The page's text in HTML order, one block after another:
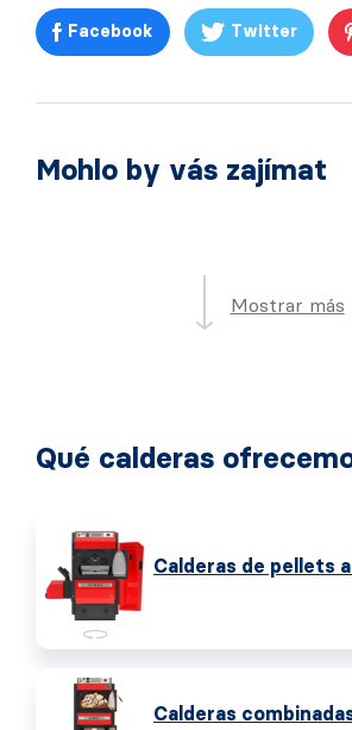
Facebook Twitter
Mohlo by vás zajímat
Mostrar más
Qué calderas
Calderas de pellets
Calderas